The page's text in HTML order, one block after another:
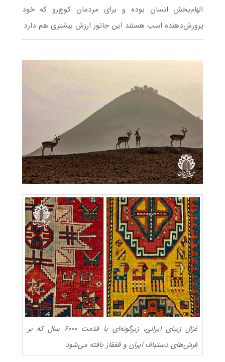
الهام‌بخش انسان بوده و برای مردمان کوچ‌رو که خود
پرورش‌دهنده اسب هستند این جانور ارزش بیشتری هم دارد
غزال زیبای ایرانی، زیرگونه‌ای با قدمت ۶۰۰۰ سال که بر
فرش‌های دستباف ایران و قفقاز بافته می‌شود